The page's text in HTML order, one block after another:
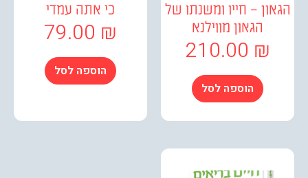
– חייו ומשנתו של
הגאון מווילנא
210.00
הוספה לסל
כי אתה עמדי
79.00
הוספה לסל